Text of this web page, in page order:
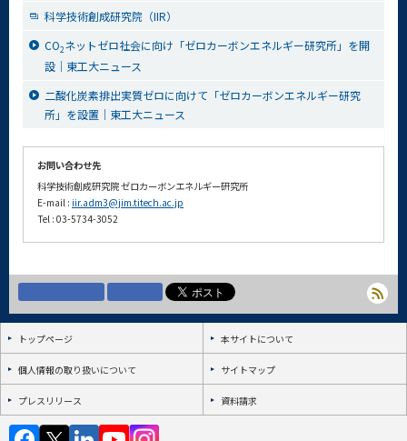
科学技術創成研究院（IIR）
CO2ネットゼロ社会に向け「ゼロカーボンエネルギー研究所」を開
設｜東工大ニュース
二酸化炭素排出実質ゼロに向けて「ゼロカーボンエネルギー研究
所」を設置｜東工大ニュース
お問い合わせ先
科学技術創成研究院 ゼロカーボンエネルギー研究所
E-mail : iir.adm3@jim.titech.ac.jp
Tel : 03-5734-3052
トップページ 本サイトについて
個人情報の取り扱いについて サイトマップ
プレスリリース 資料請求